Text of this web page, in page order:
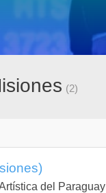
(2)
del Paraguay